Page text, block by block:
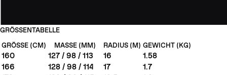
GRÖSSENTABELLE
GRÖSSE (CM)
MASSE (MM) RADIUS (M) GEWICHT (KG)
160 127 / 98 / 113 16
1.58
166
128 / 98 / 114 17
1.7